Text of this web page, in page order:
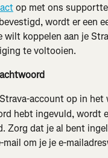
op met ons
wordt er een
wilt koppelen aan je
te voltooien.
account op in het
hebt ingevuld, wordt
Zorg dat je al bent
om je je e-